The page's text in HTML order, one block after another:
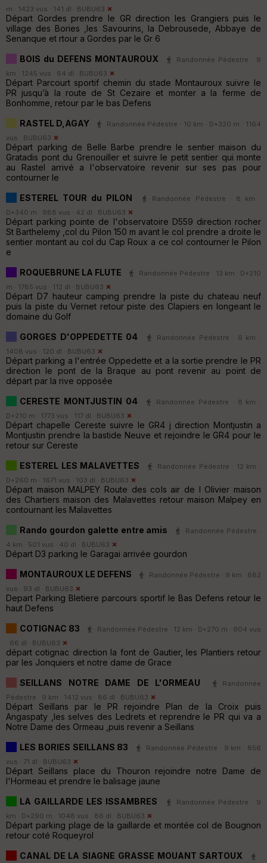
m · 1423 vus · 141 dl · BUBU63
Départ Gordes prendre le GR direction les Grangiers puis le
village des Bories ,les Savourins, la Debrousede, Abbaye de
Senanque et rtour a Gordes par le Gr 6
BOIS du DEFENS MONTAUROUX
Randonnée Pédestre · 9
km · 1245 vus · 64 dl · BUBU63
Départ Parcourt sportif chemin du stade Montauroux suivre le
PR jusqu’à la route de St Cezaire et monter a la ferme de
Bonhomme, retour par le bas Defens
RASTEL D,AGAY
Randonnée Pédestre · 10 km · D+320 m · 1164
vus · BUBU63
Départ parking de Belle Barbe prendre le sentier maison du
Gratadis pont du Grenouiller et suivre le petit sentier qui monte
au Rastel arrivé a l'observatoire revenir sur ses pas pour
contourner le
ESTEREL TOUR du PILON
Randonnée Pédestre · 8 km ·
D+340 m · 988 vus · 42 dl · BUBU63
Départ parking pointe de l'observatoire D559 direction rocher
St Barthelemy ,col du Pilon 150 m avant le col prendre a droite le
sentier montant au col du Cap Roux a ce col contourner le Pilon
e
ROQUEBRUNE LA FLUTE
Randonnée Pédestre · 13 km · D+210
m · 1785 vus · 112 dl · BUBU63
Départ D7 hauteur camping prendre la piste du chateau neuf
puis la piste du Vernet retour piste des Clapiers en longeant le
domaine du Golf
GORGES D'OPPEDETTE 04
Randonnée Pédestre · 6 km ·
1408 vus · 120 dl · BUBU63
Départ parking a l'entrée Oppedette et a la sortie prendre le PR
direction le pont de la Braque au pont revenir au point de
départ par la rive opposée
CERESTE MONTJUSTIN 04
Randonnée Pédestre · 8 km ·
D+210 m · 1773 vus · 117 dl · BUBU63
Départ chapelle Cereste suivre le GR4 j direction Montjustin a
Montjustin prendre la bastide Neuve et rejoindre le GR4 pour le
retour sur Cereste
ESTEREL LES MALAVETTES
Randonnée Pédestre · 12 km ·
D+260 m · 1671 vus · 103 dl · BUBU63
Départ maison MALPEY Route des cols air de l Olivier maison
des Chartiers maison des Malavettes retour maison Malpey en
contournant les Malavettes
Rando gourdon galette entre amis
Randonnée Pédestre ·
4 km · 501 vus · 40 dl · BUBU63
Départ D3 parking le Garagai arrivée gourdon
MONTAUROUX LE DEFENS
Randonnée Pédestre · 9 km · 682
vus · 93 dl · BUBU63
Depart Parking Bletiere parcours sportif le Bas Defens retour le
haut Defens
COTIGNAC 83
Randonnée Pédestre · 12 km · D+270 m · 904 vus
· 66 dl · BUBU63
départ cotignac direction la font de Gautier, les Plantiers retour
par les Jonquiers et notre dame de Grace
SEILLANS NOTRE DAME DE L'ORMEAU
Randonnée
Pédestre · 9 km · 1412 vus · 86 dl · BUBU63
Départ Seillans par le PR rejoindre Plan de la Croix puis
Angaspaty ,les selves des Ledrets et reprendre le PR qui va a
Notre Dame des Ormeau ,puis revenir a Seillans
LES BORIES SEILLANS 83
Randonnée Pédestre · 9 km · 856
vus · 71 dl · BUBU63
Départ Seillans place du Thouron rejoindre notre Dame de
l'Hormeau et prendre le balisage jaune
LA GAILLARDE LES ISSAMBRES
Randonnée Pédestre · 9
km · D+290 m · 1048 vus · 86 dl · BUBU63
Départ parking plage de la gaillarde et montée col de Bougnon
retour coté Roqueyrol
CANAL DE LA SIAGNE GRASSE MOUANT SARTOUX